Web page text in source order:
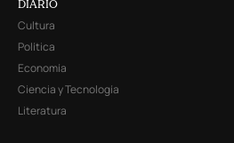
DIARIO
Cultura
Política
Economía
Ciencia y Tecnología
Literatura